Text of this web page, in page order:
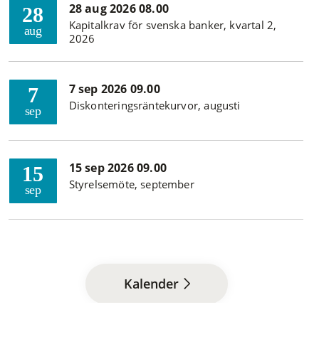
28
aug
28 aug 2026 08.00
Kapitalkrav för svenska banker, kvartal 2,
2026
7
sep
7 sep 2026 09.00
Diskonteringsräntekurvor, augusti
15
sep
15 sep 2026 09.00
Styrelsemöte, september
Kalender